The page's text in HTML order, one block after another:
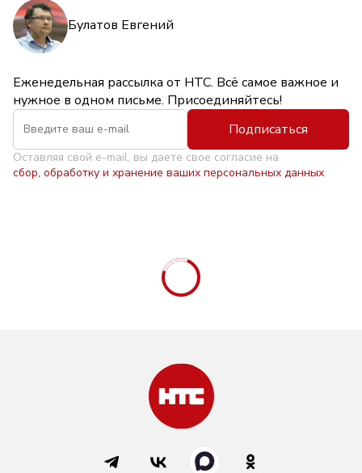
Булатов Евгений
Еженедельная рассылка от НТС. Всё самое важное и
нужное в одном письме. Присоединяйтесь!
Подписаться
Оставляя свой e-mail, вы даете свое согласие на
сбор, обработку и хранение ваших персональных данных